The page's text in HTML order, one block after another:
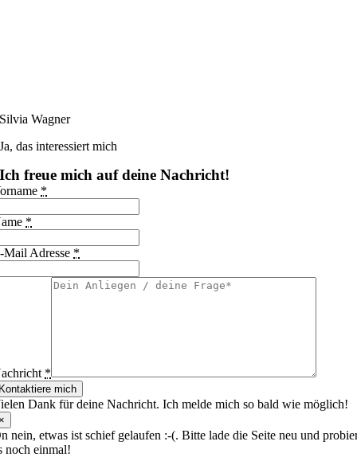
Silvia Wagner
Ja, das interessiert mich
Ich freue mich auf deine Nachricht!
*
*
Mail Adresse *
*
mich
Dank für deine Nachricht. Ich melde mich so bald wie möglich!
nein, etwas ist schief gelaufen :-(. Bitte lade die Seite neu und
noch einmal!